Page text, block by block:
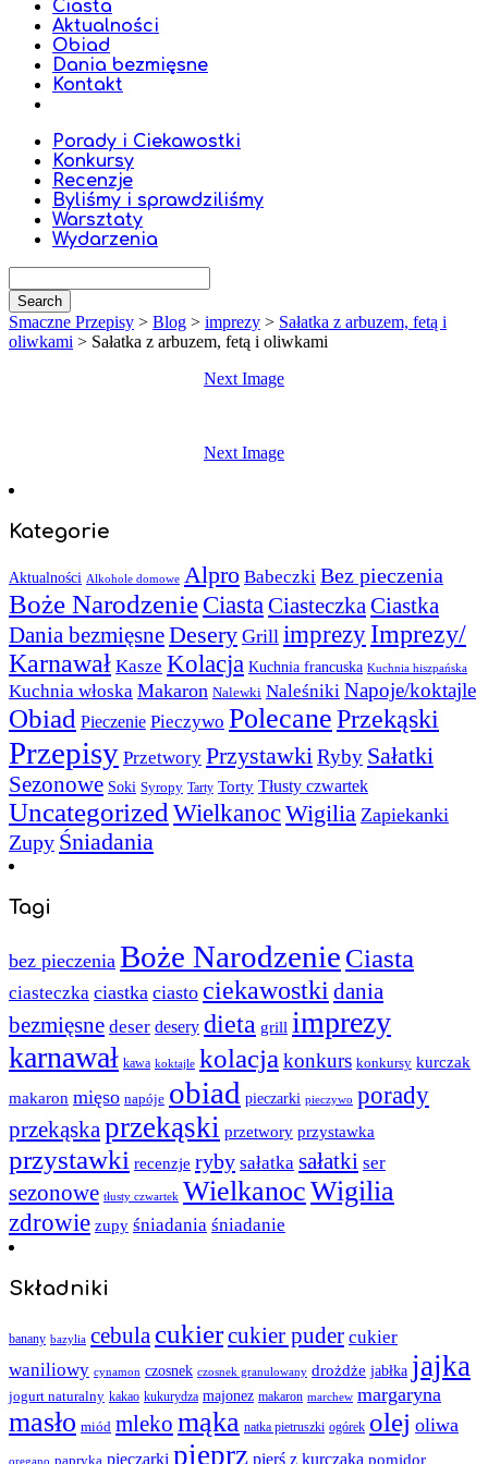
Ciasta
Aktualności
Obiad
Dania bezmięsne
Kontakt
Porady i Ciekawostki
Konkursy
Recenzje
Byliśmy i sprawdziliśmy
Warsztaty
Wydarzenia
Smaczne Przepisy > Blog > imprezy > Sałatka z arbuzem, fetą i
oliwkami > Sałatka z arbuzem, fetą i oliwkami
Next Image
Next Image
Kategorie
Aktualności Alkohole domowe Alpro Babeczki Bez pieczenia
Boże NarodzenieCiastaCiasteczkaCiastka
Dania bezmięsneDesery Grill imprezy Imprezy/
Karnawał Kasze Kolacja Kuchnia francuska Kuchnia hiszpańska
Kuchnia włoska Makaron Nalewki Naleśniki Napoje/koktajle
Obiad Pieczenie Pieczywo PolecanePrzekąski
Przepisy Przetwory PrzystawkiRyby Sałatki
Sezonowe Soki Syropy Tarty Torty Tłusty czwartek
UncategorizedWielkanocWigilia Zapiekanki
Zupy Śniadania
Tagi
bez pieczenia Boże Narodzenie Ciasta
ciasteczka ciastka ciasto ciekawostki dania
bezmięsne deser desery dieta grill imprezy
karnawał kawa koktajle kolacja konkurs konkursy kurczak
makaron mięso napóje obiad pieczarki pieczywo porady
przekąskaprzekąski przetwory przystawka
przystawki recenzje ryby sałatka sałatki ser
sezonowe tłusty czwartek WielkanocWigilia
zdrowie zupy śniadania śniadanie
Składniki
banany bazylia cebula cukiercukier puder cukier
waniliowy cynamon czosnek czosnek granulowany drożdże jabłka jajka
jogurt naturalny kakao kukurydza majonez makaron marchew margaryna
masło miód mleko mąka natka pietruszki ogórek olej oliwa
oregano papryka pieczarki pieprz pierś z kurczaka pomidor